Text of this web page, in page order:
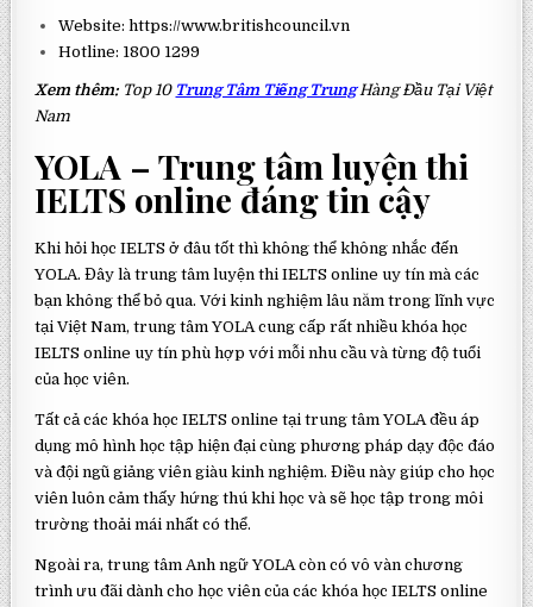
Website: https://www.britishcouncil.vn
Hotline: 1800 1299
Xem thêm: Top 10 Trung Tâm Tiếng TrungHàng Đầu Tại Việt
Nam
YOLA – Trung tâm luyện thi
IELTS online đáng tin cậy
Khi hỏi học IELTS ở đâu tốt thì không thể không nhắc đến
YOLA. Đây là trung tâm luyện thi IELTS online uy tín mà các
bạn không thể bỏ qua. Với kinh nghiệm lâu năm trong lĩnh vực
tại Việt Nam, trung tâm YOLA cung cấp rất nhiều khóa học
IELTS online uy tín phù hợp với mỗi nhu cầu và từng độ tuổi
của học viên.
Tất cả các khóa học IELTS online tại trung tâm YOLA đều áp
dụng mô hình học tập hiện đại cùng phương pháp dạy độc đáo
và đội ngũ giảng viên giàu kinh nghiệm. Điều này giúp cho học
viên luôn cảm thấy hứng thú khi học và sẽ học tập trong môi
trường thoải mái nhất có thể.
Ngoài ra, trung tâm Anh ngữ YOLA còn có vô vàn chương
trình ưu đãi dành cho học viên của các khóa học IELTS online